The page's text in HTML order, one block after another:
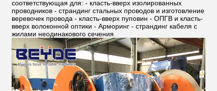
соответствующая для: - класть-вверх изолированных
проводников - страндинг стальных проводов и изготовление
веревочек провода - класть-вверх пуповин - ОПГВ и класть-
вверх волоконной оптики - Арморинг - страндинг кабеля с
жилами неодинакового сечения